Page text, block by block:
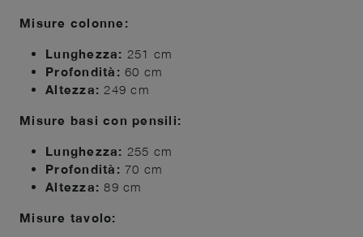
Misure colonne:
Lunghezza: 251 cm
Profondità: 60 cm
Altezza: 249 cm
Misure basi con pensili:
Lunghezza: 255 cm
Profondità: 70 cm
Altezza: 89 cm
Misure tavolo: